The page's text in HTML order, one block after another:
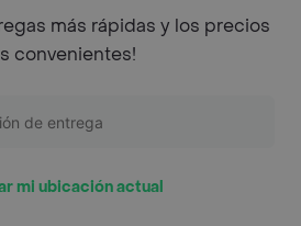
más rápidas y los precios
convenientes!
mi ubicación actual